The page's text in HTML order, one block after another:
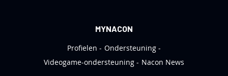
MYNACON
Profielen
Ondersteuning
Videogame-ondersteuning
Nacon News